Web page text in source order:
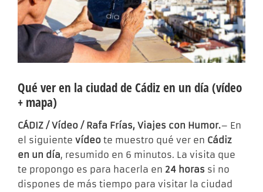
Qué ver en la ciudad de Cádiz en un día (vídeo
+ mapa)
CÁDIZ / Vídeo / Rafa Frías, Viajes con Humor.– En
el siguiente vídeo te muestro qué ver en Cádiz
en un día, resumido en 6 minutos. La visita que
te propongo es para hacerla en 24 horas si no
dispones de más tiempo para visitar la ciudad